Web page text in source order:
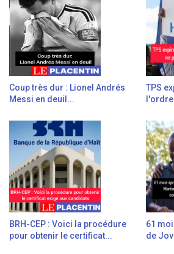
Coup très dur : Lionel Andrés
Messi en deuil...
TPS
BRH-CEP : Voici la procédure
pour obtenir le certificat...
61
de